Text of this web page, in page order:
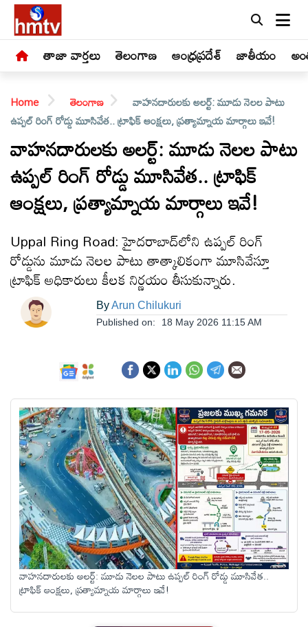
తాజా వార్తలు తెలంగాణ ఆంధ్రప్రదేశ్ జాతీయం
LIVE
తాజా
వార్తలు
తెలంగాణ
ఆంధ్రప్రదేశ్
జాతీయం
అంతర్జాతీయం
సినిమా
క్రీడలు
వ్యాపారం
లైఫ్
స్టైల్
Home తెలంగాణ
వాహనదారులకు అలర్ట్: మూడు నెలల పాటు
ఉప్పల్ రింగ్ రోడ్డు మూసివేత.. ట్రాఫిక్ ఆంక్షలు, ప్రత్యామ్నాయ మార్గాలు ఇవే!
వాహనదారులకు అలర్ట్: మూడు నెలల పాటు
ఉప్పల్ రింగ్ రోడ్డు మూసివేత.. ట్రాఫిక్
ఆంక్షలు, ప్రత్యామ్నాయ మార్గాలు ఇవే!
Uppal Ring Road: హైదరాబాద్‌లోని ఉప్పల్ రింగ్
రోడ్డును మూడు నెలల పాటు తాత్కాలికంగా మూసివేస్తూ
ట్రాఫిక్ అధికారులు కీలక నిర్ణయం తీసుకున్నారు.
ByArun Chilukuri
Published on: 18 May 2026 11:15 AM
వాహనదారులకు అలర్ట్: మూడు నెలల పాటు ఉప్పల్ రింగ్ రోడ్డు మూసివేత..
ట్రాఫిక్ ఆంక్షలు, ప్రత్యామ్నాయ మార్గాలు ఇవే!